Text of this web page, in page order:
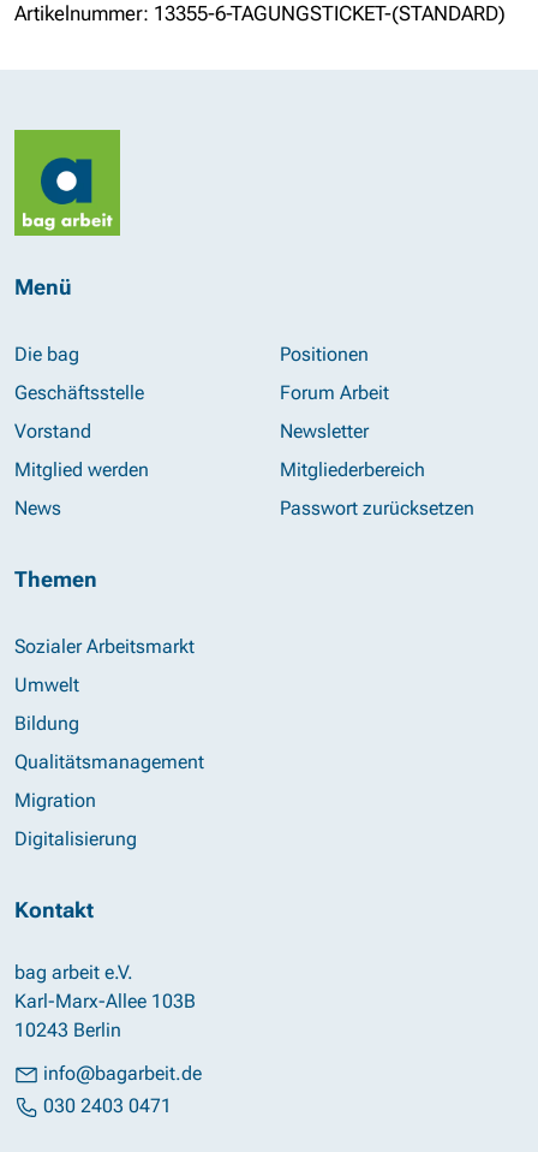
Artikelnummer: 13355-6-TAGUNGSTICKET-(STANDARD)
Menü
Die bag
Geschäftsstelle
Vorstand
Mitglied werden
News
Positionen
Forum Arbeit
Newsletter
Mitgliederbereich
Passwort zurücksetzen
Themen
Sozialer Arbeitsmarkt
Umwelt
Bildung
Qualitätsmanagement
Migration
Digitalisierung
Kontakt
bag arbeit e.V.
Karl-Marx-Allee 103B
10243 Berlin
info@bagarbeit.de
030 2403 0471